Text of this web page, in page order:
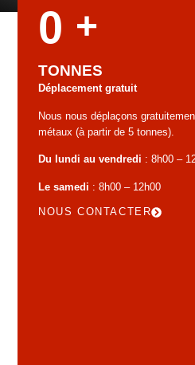
0 +
TONNES
Déplacement gratuit
Nous nous déplaçons
métaux (à partir de 5 tonnes).
Du lundi au vendredi : 8h00 –
Le samedi : 8h00 – 12h00
NOUS CONTACTER